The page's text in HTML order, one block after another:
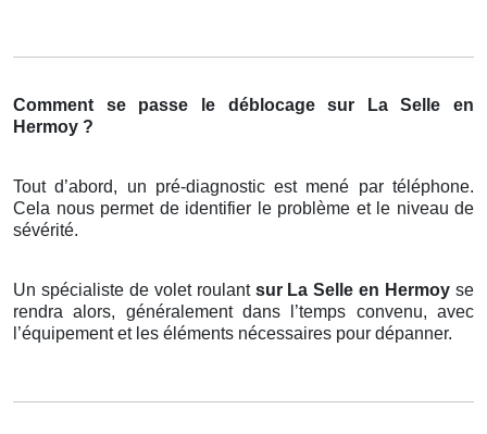
Comment se passe le déblocage sur La Selle en
Hermoy ?
Tout d’abord, un pré-diagnostic est mené par téléphone.
Cela nous permet de identifier le problème et le niveau de
sévérité.
Un spécialiste de volet roulant sur La Selle en Hermoy se
rendra alors, généralement dans l’temps convenu, avec
l’équipement et les éléments nécessaires pour dépanner.